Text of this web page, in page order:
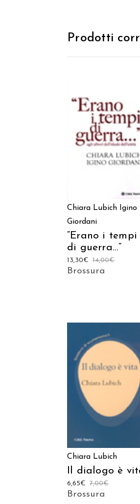
Prodotti
AGGIUNGI AL
CARRELLO
Chiara Lubich
Igino
Giordani
“Erano i tempi
di guerra…”
14,00€
13,30€
Brossura
Chiara Lubich
Il dialogo è
7,00€
6,65€
Brossura